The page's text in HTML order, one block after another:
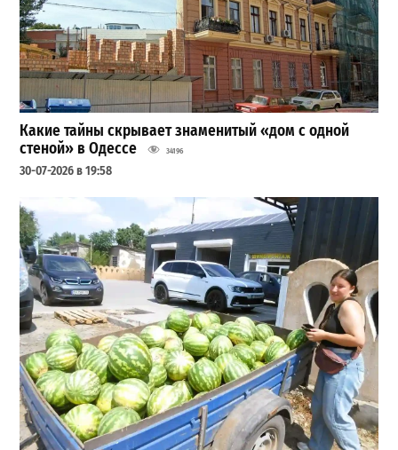
Какие тайны скрывает знаменитый «дом с одной
стеной» в Одессе
34196
30-07-2026 в 19:58